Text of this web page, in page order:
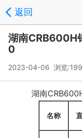
返回
湖南CRB600H
0
2023-04-06 浏览:
湖南
名称